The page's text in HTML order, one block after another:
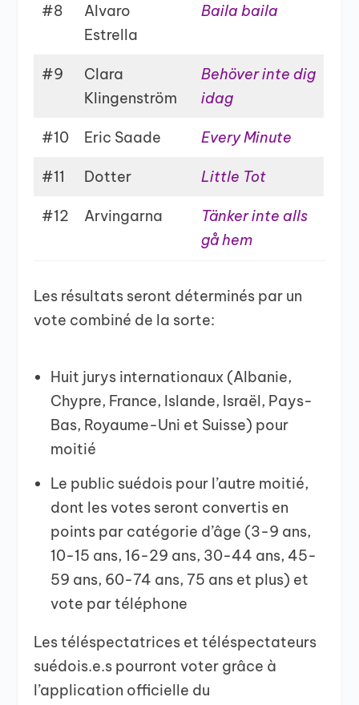
#8
Alvaro
Estrella
Baila baila
#9
Clara
Klingenström
Behöver inte dig
idag
#10 Eric Saade Every Minute
#11 Dotter Little Tot
#12 Arvingarna
Tänker inte alls
gå hem
Les résultats seront déterminés par un
vote combiné de la sorte:
Huit jurys internationaux (Albanie,
Chypre, France, Islande, Israël, Pays-
Bas, Royaume-Uni et Suisse) pour
moitié
Le public suédois pour l’autre moitié,
dont les votes seront convertis en
points par catégorie d’âge (3-9 ans,
10-15 ans, 16-29 ans, 30-44 ans, 45-
59 ans, 60-74 ans, 75 ans et plus) et
vote par téléphone
Les téléspectatrices et téléspectateurs
suédois.e.s pourront voter grâce à
l’application officielle du